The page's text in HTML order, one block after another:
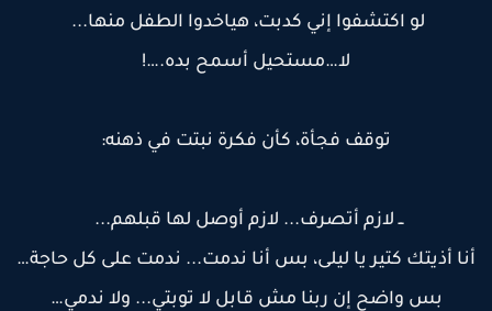
لو اكتشفوا إني كدبت، هياخدوا الطفل منها...
لا…مستحيل أسمح بده.…!
توقف فجأة، كأن فكرة نبتت في ذهنه:
ــ لازم أتصرف... لازم أوصل لها قبلهم...
أذيتك كتير يا ليلى، بس أنا ندمت... ندمت على كل حاجة…
بس واضح إن ربنا مش قابل لا توبتي... ولا ندمي…